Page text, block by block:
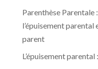
Parenthèse
l’épuisement parental
parent
L’épuisement parental